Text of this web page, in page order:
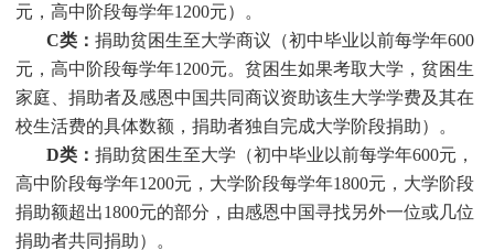
元，高中阶段每学年1200元）。
C类： 捐助贫困生至大学商议（初中毕业以前每学年600
元，高中阶段每学年1200元。贫困生如果考取大学，贫困生
家庭、捐助者及感恩中国共同商议资助该生大学学费及其在
校生活费的具体数额，捐助者独自完成大学阶段捐助）。
D类： 捐助贫困生至大学（初中毕业以前每学年600元，
高中阶段每学年1200元，大学阶段每学年1800元，大学阶段
捐助额超出1800元的部分，由感恩中国寻找另外一位或几位
捐助者共同捐助）。